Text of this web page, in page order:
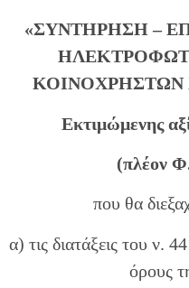
«ΣΥΝΤΗΡΗΣΗ –
ΚΟΙΝΟΧΡΗΣΤΩΝ
Εκτιμώμενης
(πλέον
που θα
α) τις διατάξεις του ν.
όρους